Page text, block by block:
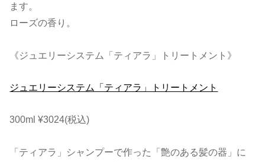
ます。
ローズの香り。
《ジュエリーシステム「ティアラ」トリートメント》
ジュエリーシステム「ティアラ」トリートメント
300ml ¥3024(税込)
「ティアラ」シャンプーで作った「艶のある髪の器」に